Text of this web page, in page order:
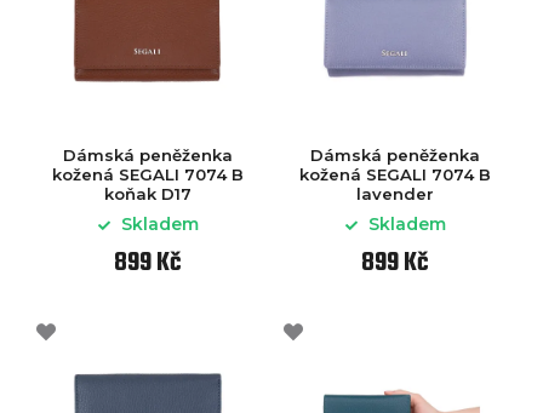
Dámská peněženka
kožená SEGALI 7074 B
koňak D17
Skladem
899 Kč
Dámská peněženka
kožená SEGALI 7074 B
lavender
Skladem
899 Kč